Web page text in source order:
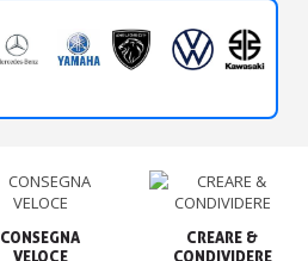
CONSEGNA
VELOCE
CREARE &
CONDIVIDERE